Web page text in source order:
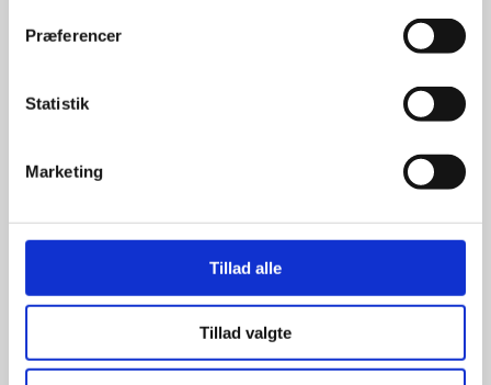
Præferencer
Statistik
Marketing
Tillad alle
Tillad valgte
Kun et lille udvalg vises på
hjemmesiden
Produkterne på hjemmesiden er
kun et lille udpluk af de